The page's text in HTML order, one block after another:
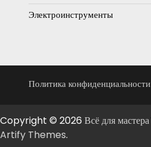
Электроинструменты
Политика конфиденциальности
Copyright © 2026 Всё для мастера
Artify Themes.